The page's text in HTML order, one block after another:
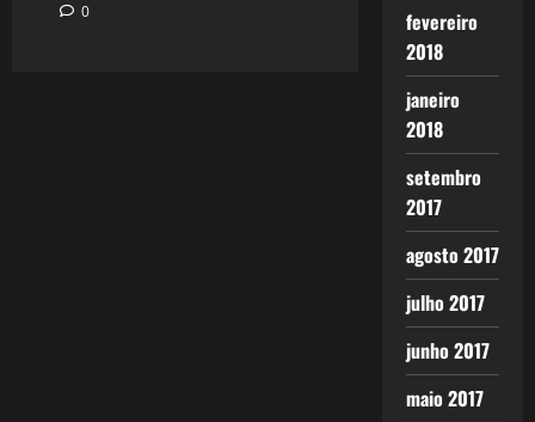
0
fevereiro
2018
janeiro
2018
setembro
2017
agosto 2017
julho 2017
junho 2017
maio 2017